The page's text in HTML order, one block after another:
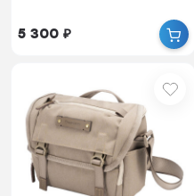
5 300₽